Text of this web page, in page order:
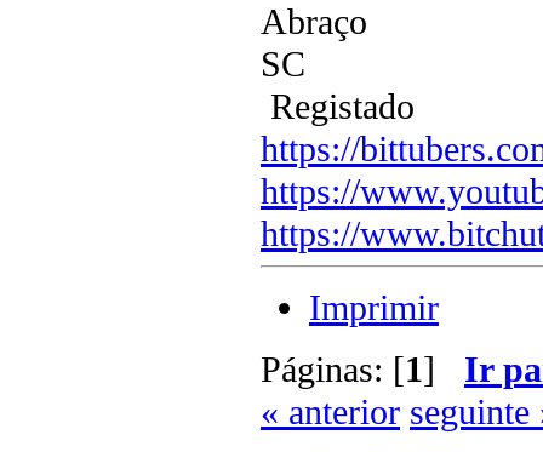
Abraço
SC
Registado
https://
https://
https://
Imprimir
Páginas: [1] Ir
« anterior seguinte